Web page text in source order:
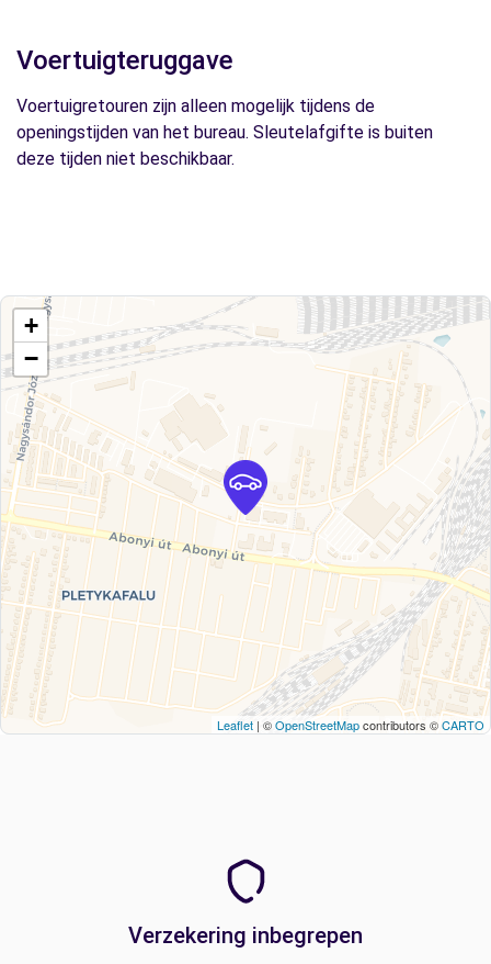
Voertuigteruggave
Voertuigretouren zijn alleen mogelijk tijdens de
openingstijden van het bureau. Sleutelafgifte is buiten
deze tijden niet beschikbaar.
+
−
Leaflet | ©OpenStreetMapcontributors ©CARTO
Verzekering inbegrepen